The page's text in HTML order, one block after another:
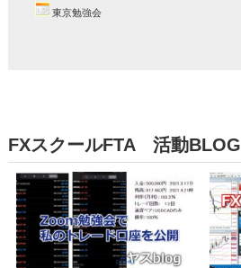
東京勉強会
FXスクールFTA 活動BLOG